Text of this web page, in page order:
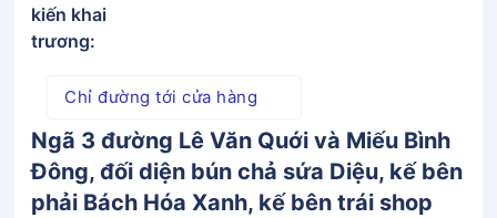
kiến khai
trương:
Chỉ đường tới cửa hàng
Ngã 3 đường Lê Văn Quới và Miếu Bình
Đông, đối diện bún chả sứa Diệu, kế bên
phải Bách Hóa Xanh, kế bên trái shop